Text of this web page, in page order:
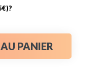
PANIER